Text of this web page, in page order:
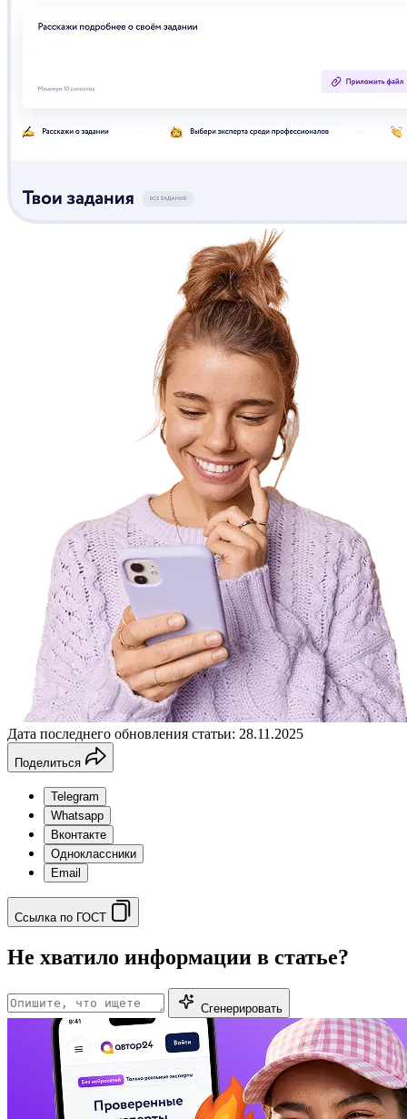
Дата последнего обновления статьи: 28.11.2025
Поделиться
Telegram
Whatsapp
Вконтакте
Одноклассники
Email
Ссылка по ГОСТ
Не хватило информации в статье?
Сгенерировать